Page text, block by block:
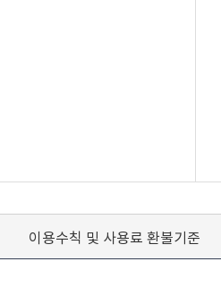
이용수칙 및 사용료 환불기준